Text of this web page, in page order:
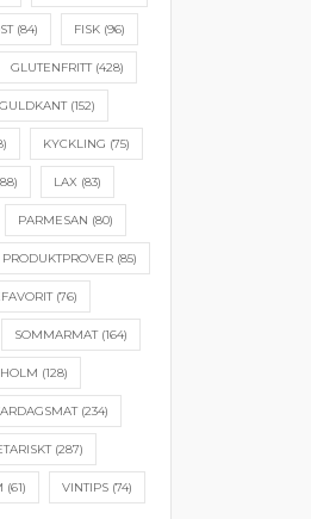
(84) FISK (96)
GLUTENFRITT(428)
GULDKANT(152)
KYCKLING (75)
LAX (83)
PARMESAN (80)
PRODUKTPROVER (85)
(76)
SOMMARMAT(164)
(128)
(234)
(287)
(61) VINTIPS (74)